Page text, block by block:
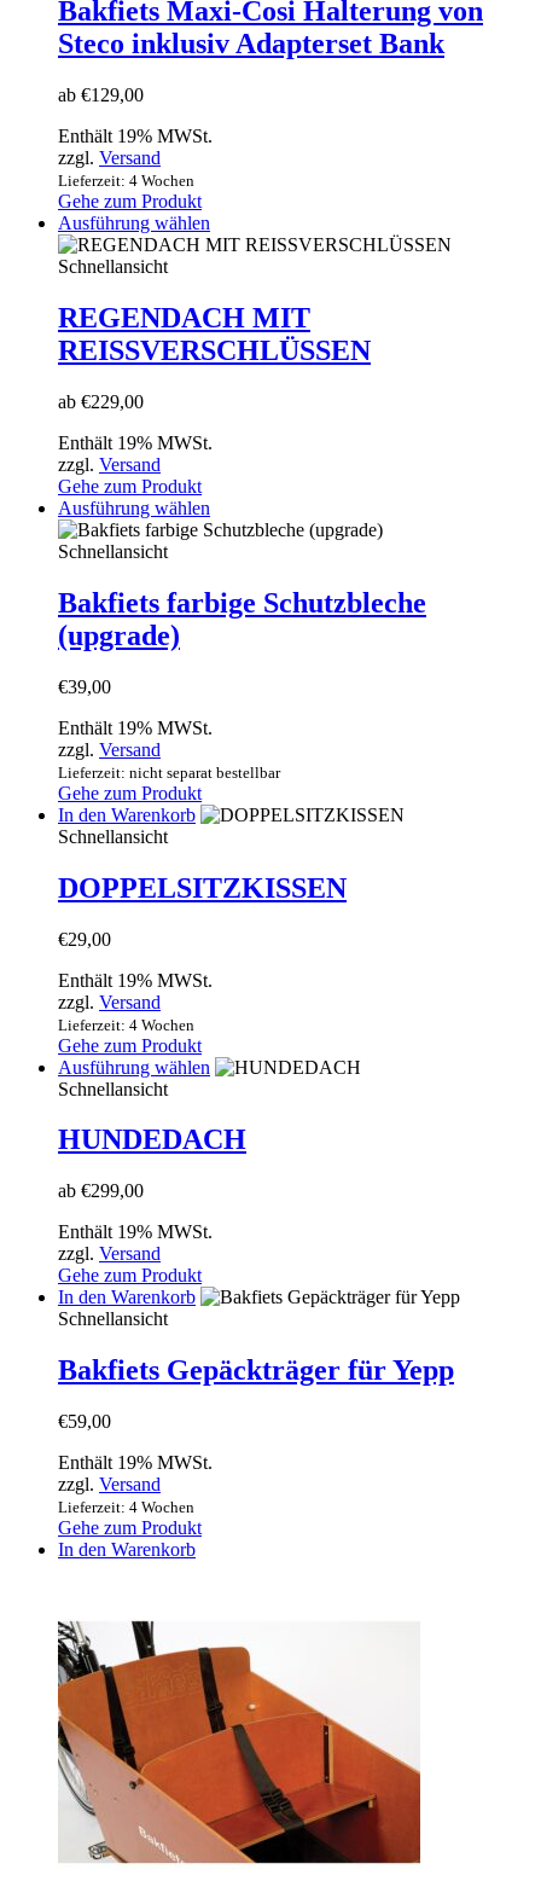
Die
Optionen
Bakfiets Maxi-Cosi Halterung von
Steco inklusiv Adapterset Bank
ab €129,00
Enthält 19% MWSt.
zzgl. Versand
Lieferzeit: 4 Wochen
Gehe zum Produkt
Ausführung wählen
Produkt
Varianten
auf.
Die
Schnellansicht
REGENDACH MIT
REISSVERSCHLÜSSEN
ab €229,00
Enthält 19% MWSt.
zzgl. Versand
Gehe zum Produkt
Ausführung wählen
Produkt
Varianten
auf.
gewählt
Schnellansicht
Bakfiets farbige Schutzbleche
(upgrade)
€39,00
Enthält 19% MWSt.
zzgl. Versand
Lieferzeit: nicht separat bestellbar
Gehe zum Produkt
In den Warenkorb
Schnellansicht
DOPPELSITZKISSEN
€29,00
Enthält 19% MWSt.
zzgl. Versand
Lieferzeit: 4 Wochen
Gehe zum Produkt
Ausführung wählen Dieses
mehrere
Varianten
der
Produktseite
Schnellansicht
HUNDEDACH
ab €299,00
Enthält 19% MWSt.
zzgl. Versand
Gehe zum Produkt
In den Warenkorb
Schnellansicht
Bakfiets Gepäckträger für Yepp
€59,00
Enthält 19% MWSt.
zzgl. Versand
Lieferzeit: 4 Wochen
Gehe zum Produkt
In den Warenkorb